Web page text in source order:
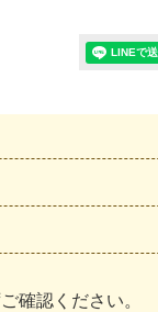
確認ください。